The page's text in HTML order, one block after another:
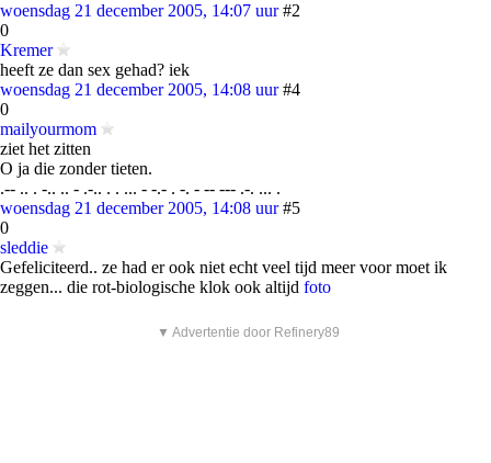
woensdag 21 december 2005, 14:07 uur #2
0
Kremer
heeft ze dan sex gehad? iek
woensdag 21 december 2005, 14:08 uur #4
0
mailyourmom
ziet het zitten
O ja die zonder tieten.
.-- .. . -.. .. - .-.. . . ... - -.- . -. - -- --- .-. ... .
woensdag 21 december 2005, 14:08 uur #5
0
sleddie
Gefeliciteerd.. ze had er ook niet echt veel tijd meer voor moet ik
zeggen... die rot-biologische klok ook altijd foto
▼ Advertentie door Refinery89